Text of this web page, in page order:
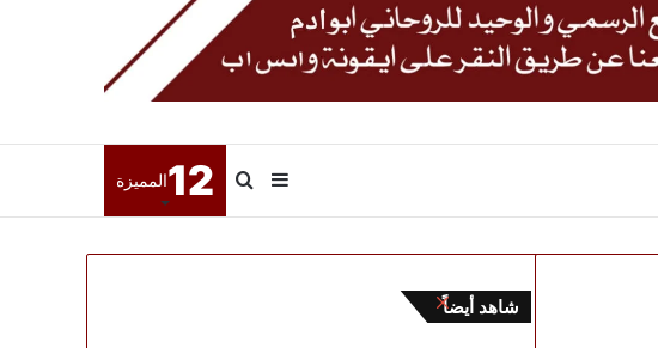
12المميزة بحث
عن
إضافة
عمود
شاهد أيضاً إغلاق